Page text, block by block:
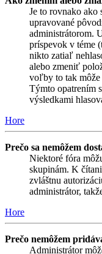
Je to rovnako ako
upravované
administrátorom.
príspevok v téme
nikto zatiaľ
alebo zmeniť
voľby to tak môže
Týmto opatrením
výsledkami
Hore
Prečo sa nemôžem
Niektoré fóra
skupinám. K
zvláštnu
administrátor,
Hore
Prečo nemôžem
Administrátor